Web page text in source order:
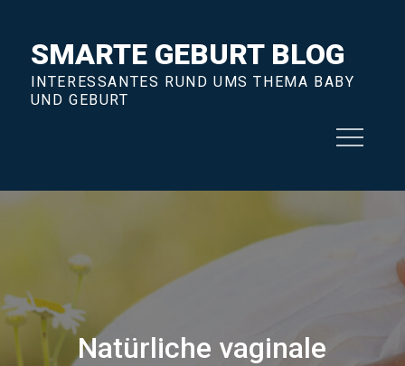
contentSMARTE GEBURT BLOG
INTERESSANTES RUND UMS THEMA BABY
UND GEBURT
Natürliche vaginale